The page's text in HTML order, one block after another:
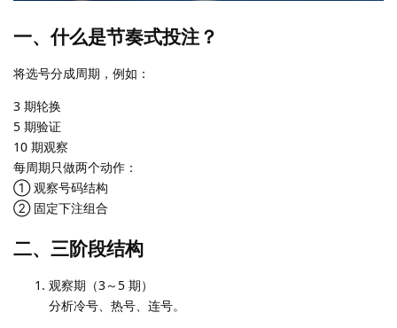
一、什么是节奏式投注？
将选号分成周期，例如：
3 期轮换
5 期验证
10 期观察
每周期只做两个动作：
① 观察号码结构
② 固定下注组合
二、三阶段结构
观察期（3～5 期）
分析冷号、热号、连号。